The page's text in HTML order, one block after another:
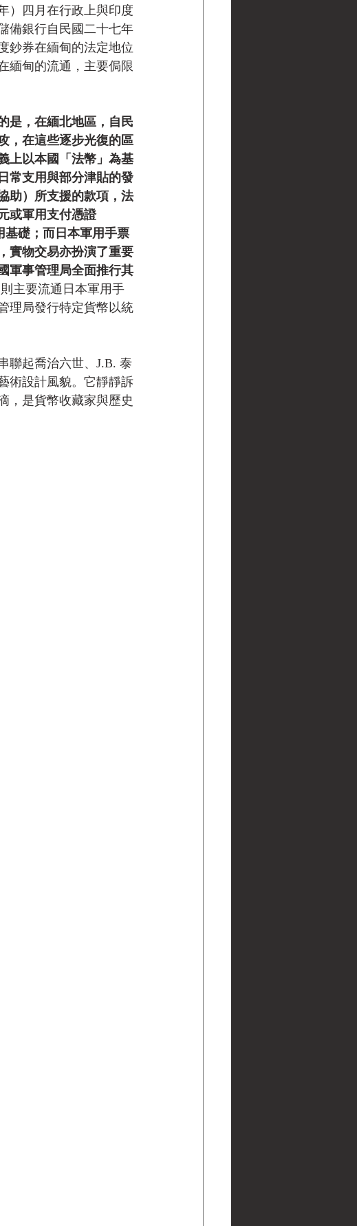
）四月在行政上與印度
備銀行自民國二十七年
鈔券在緬甸的法定地位
緬甸的流通，主要侷限
是，在緬北地區，自民
，在這些逐步光復的區
上以本國「法幣」為基
常支用與部分津貼的發
助）所支援的款項，法
或軍用支付憑證
基礎；而日本軍用手票
實物交易亦扮演了重要
軍事管理局全面推行其
主要流通日本軍用手
理局發行特定貨幣以統
聯起喬治六世、J.B. 泰
術設計風貌。它靜靜訴
，是貨幣收藏家與歷史